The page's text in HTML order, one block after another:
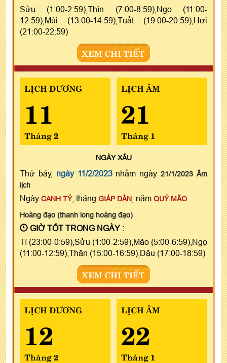
Sửu (1:00-2:59),Thìn (7:00-8:59),Ngọ (11:00-
12:59),Mùi (13:00-14:59),Tuất (19:00-20:59),Hợi
(21:00-22:59)
XEM CHI TIẾT
LỊCH DƯƠNG
11
Tháng 2
LỊCH ÂM
21
Tháng 1
NGÀYXẤU
Thứ bảy, ngày 11/2/2023nhằm ngày21/1/2023 Âm
lịch
Ngày CANH TÝ, tháng GIÁP DẦN , năm QUÝ MÃO
Hoàng đạo (thanh long hoàng đạo)
GIỜ TỐT TRONG NGÀY :
Tí (23:00-0:59),Sửu (1:00-2:59),Mão (5:00-6:59),Ngọ
(11:00-12:59),Thân (15:00-16:59),Dậu (17:00-18:59)
XEM CHI TIẾT
LỊCH DƯƠNG
12
Tháng 2
LỊCH ÂM
22
Tháng 1